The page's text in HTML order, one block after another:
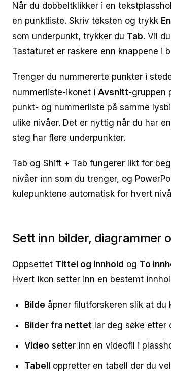
Når du dobbeltklikker i en
en punktliste. Skriv teksten og trykk
som underpunkt, trykker du Tab. Vil
Tastaturet er raskere enn knappene i
Trenger du nummererte punkter i
nummerliste-ikonet i Avsnitt-gruppen
punkt- og nummerliste på samme
ulike nivåer. Det er nyttig når du har
steg har flere underpunkter.
Tab og Shift + Tab fungerer likt for
nivåer inn som du trenger, og
kulepunktene automatisk for hvert
Sett inn bilder, diagrammer
Oppsettet Tittel og innhold og To
Hvert ikon setter inn en bestemt
Bilde åpner filutforskeren slik at du
Bilder fra nettet lar deg søke etter
Video setter inn en videofil i
Tabell
oppretter en tabell der du